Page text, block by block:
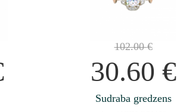
102.00€
30.60 €
Sudraba gredzens